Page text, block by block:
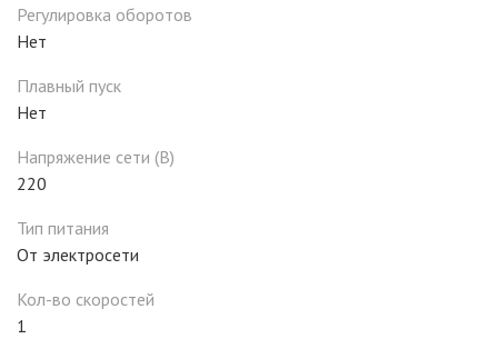
Регулировка оборотов
Нет
Плавный пуск
Нет
Напряжение сети (В)
220
Тип питания
От электросети
Кол-во скоростей
1